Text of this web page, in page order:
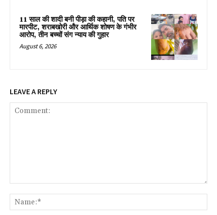
11 साल की शादी बनी पीड़ा की कहानी, पति पर
मारपीट, शराबखोरी और आर्थिक शोषण के गंभीर
आरोप, तीन बच्चों संग न्याय की गुहार
August 6, 2026
LEAVE A REPLY